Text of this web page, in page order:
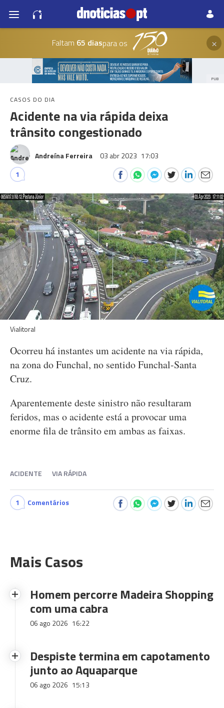
Faltam 65 diaspara os ×
PUB
CASOS DO DIA
Acidente na via rápida deixa
trânsito congestionado
Andreína Ferreira 03 abr 2023 17:03
1
Vialitoral
Ocorreu há instantes um acidente na via rápida,
na zona do Funchal, no sentido Funchal-Santa
Cruz.
Aparentemente deste sinistro não resultaram
feridos, mas o acidente está a provocar uma
enorme fila de trânsito em ambas as faixas.
ACIDENTE VIA RÁPIDA
1 Comentários
Mais Casos
Homem percorre Madeira Shopping
com uma cabra
06 ago 2026 16:22
Despiste termina em capotamento
junto ao Aquaparque
06 ago 2026 15:13